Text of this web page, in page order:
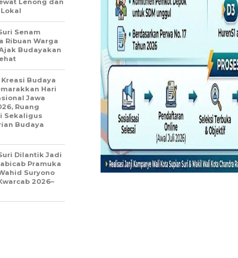
Lenong dan
Senam
Ribuan Warga
Budayakan
Budaya
Hari
Jawa
Ruang
Sekaligus
Budaya
Dilantik Jadi
Pramuka
Suryono
2026–